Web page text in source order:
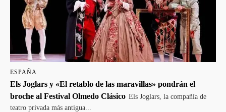
ESPAÑA
Els Joglars y «El retablo de las maravillas» pondrán el
broche al Festival Olmedo Clásico Els Joglars, la compañía de
teatro privada más antigua...